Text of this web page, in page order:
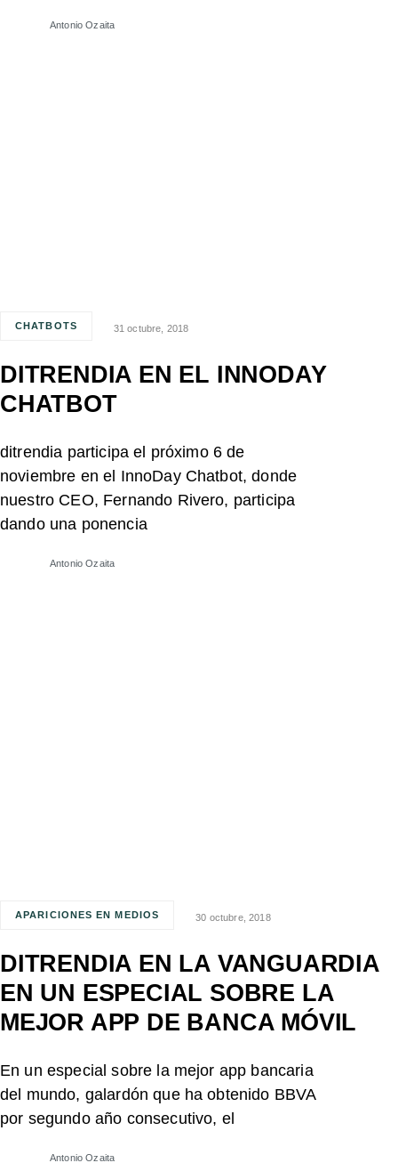
Antonio Ozaita
CHATBOTS 31 octubre, 2018
DITRENDIA EN EL INNODAY
CHATBOT
ditrendia participa el próximo 6 de
noviembre en el InnoDay Chatbot, donde
nuestro CEO, Fernando Rivero, participa
dando una ponencia
Antonio Ozaita
APARICIONES EN MEDIOS 30 octubre, 2018
DITRENDIA EN LA VANGUARDIA
EN UN ESPECIAL SOBRE LA
MEJOR APP DE BANCA MÓVIL
En un especial sobre la mejor app bancaria
del mundo, galardón que ha obtenido BBVA
por segundo año consecutivo, el
Antonio Ozaita